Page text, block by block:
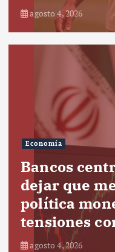
agosto 4, 2026
Economía
Bancos
dejar que
política
tensiones
agosto 4, 2026